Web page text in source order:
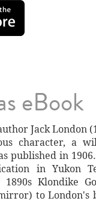
eBook
Jack London
character, a
published in
in Yukon
Klondike
to London's